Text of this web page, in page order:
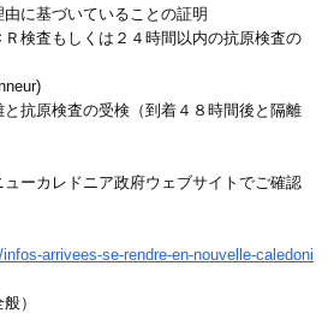
に基づいていることの証明
Ｒ検査もしくは２４時間以内の抗原検査の
と抗原検査の受検（到着４８時間後と隔離
ーカレドニア政府ウェブサイトでご確認
arrivees-se-rendre-en-nouvelle-caledoni
）